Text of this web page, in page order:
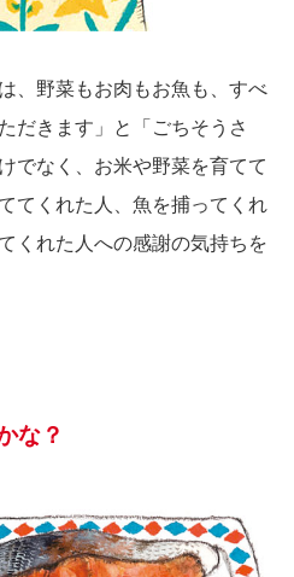
、野菜もお肉もお魚も、すべ
だきます」と「ごちそうさ
でなく、お米や野菜を育てて
てくれた人、魚を捕ってくれ
くれた人への感謝の気持ちを
な？